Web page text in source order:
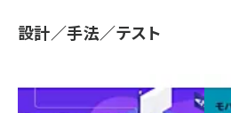
設計／手法／テスト